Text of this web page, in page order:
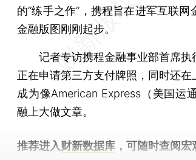
的“练手之作”，携程旨在进军互联网
金融版图刚刚起步。
记者专访携程金融事业部首席执
正在申请第三方支付牌照，同时还
成为像American Express（美国运
融上大做文章。
推荐进入财新数据库 ，可随时查阅